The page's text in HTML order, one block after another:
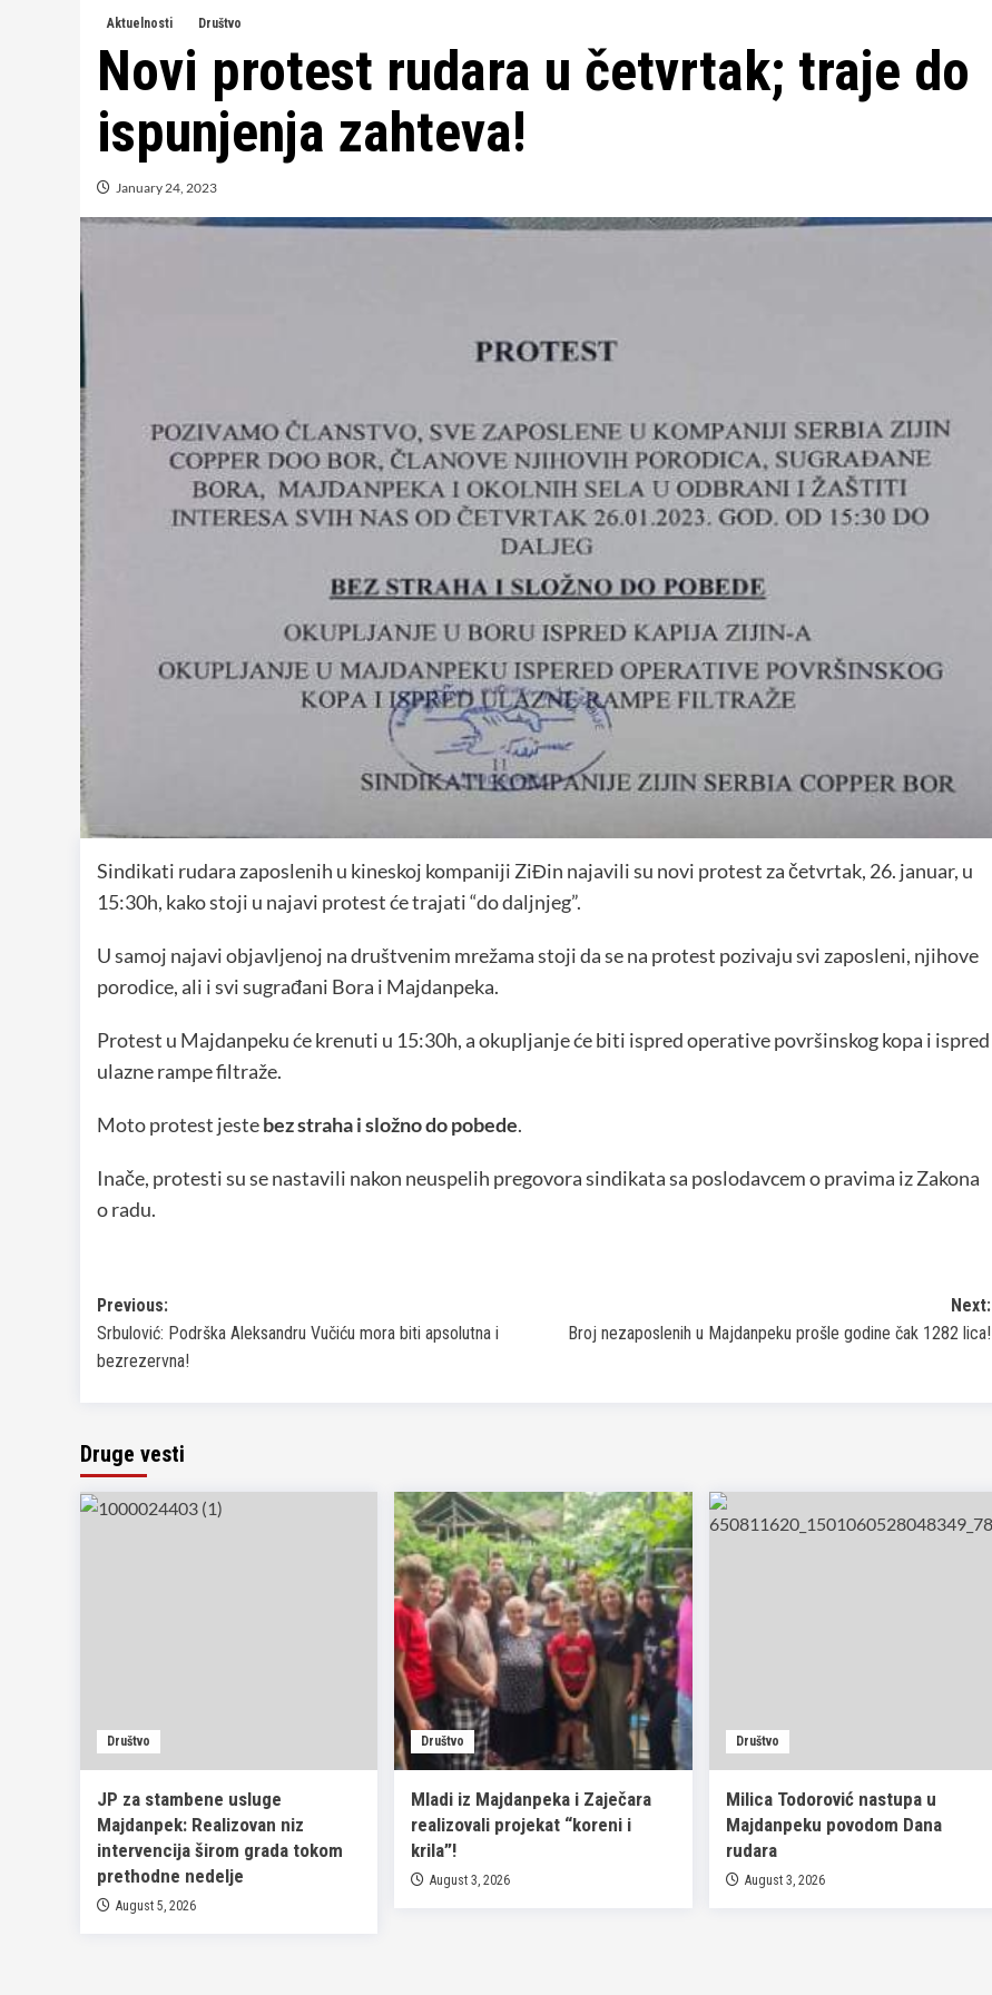
Aktuelnosti Društvo
Novi protest rudara u četvrtak; traje do
ispunjenja zahteva!
January 24, 2023
Sindikati rudara zaposlenih u kineskoj kompaniji ZiĐin najavili su novi protest za četvrtak, 26. januar, u
15:30h, kako stoji u najavi protest će trajati “do daljnjeg”.
U samoj najavi objavljenoj na društvenim mrežama stoji da se na protest pozivaju svi zaposleni, njihove
porodice, ali i svi sugrađani Bora i Majdanpeka.
Protest u Majdanpeku će krenuti u 15:30h, a okupljanje će biti ispred operative površinskog kopa i ispred
ulazne rampe filtraže.
Moto protest jestebez straha i složno do pobede.
Inače, protesti su se nastavili nakon neuspelih pregovora sindikata sa poslodavcem o pravima iz Zakona
o radu.
Post
navigation
Previous:
Srbulović: Podrška Aleksandru Vučiću mora biti apsolutna i
bezrezervna!
Next:
Broj nezaposlenih u Majdanpeku prošle godine čak 1282 lica!
Druge vesti
Društvo
JP za stambene usluge
Majdanpek: Realizovan niz
intervencija širom grada tokom
prethodne nedelje
August 5, 2026
Društvo
Mladi iz Majdanpeka i Zaječara
realizovali projekat “koreni i
krila”!
August 3, 2026
Društvo
Milica Todorović nastupa u
Majdanpeku povodom Dana
rudara
August 3, 2026